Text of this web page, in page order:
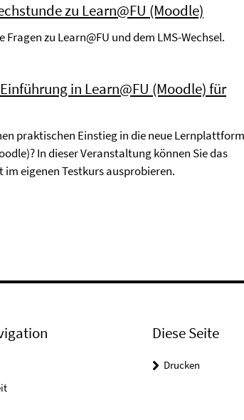
zu Learn@FU (Moodle)
Fragen zu Learn@FU und dem LMS-Wechsel.
in Learn@FU (Moodle) für
praktischen Einstieg in die neue Lernplattform
In dieser Veranstaltung können Sie das
im eigenen Testkurs ausprobieren.
Diese Seite
Drucken